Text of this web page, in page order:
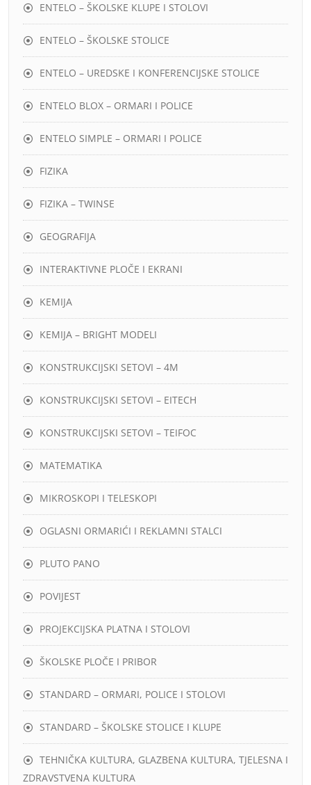
ENTELO – ŠKOLSKE KLUPE I STOLOVI
ENTELO – ŠKOLSKE STOLICE
ENTELO – UREDSKE I KONFERENCIJSKE STOLICE
ENTELO BLOX – ORMARI I POLICE
ENTELO SIMPLE – ORMARI I POLICE
FIZIKA
FIZIKA – TWINSE
GEOGRAFIJA
INTERAKTIVNE PLOČE I EKRANI
KEMIJA
KEMIJA – BRIGHT MODELI
KONSTRUKCIJSKI SETOVI – 4M
KONSTRUKCIJSKI SETOVI – EITECH
KONSTRUKCIJSKI SETOVI – TEIFOC
MATEMATIKA
MIKROSKOPI I TELESKOPI
OGLASNI ORMARIĆI I REKLAMNI STALCI
PLUTO PANO
POVIJEST
PROJEKCIJSKA PLATNA I STOLOVI
ŠKOLSKE PLOČE I PRIBOR
STANDARD – ORMARI, POLICE I STOLOVI
STANDARD – ŠKOLSKE STOLICE I KLUPE
TEHNIČKA KULTURA, GLAZBENA KULTURA, TJELESNA I
ZDRAVSTVENA KULTURA